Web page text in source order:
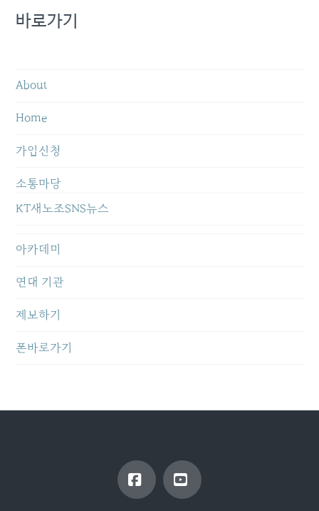
바로가기
About
Home
가입신청
소통마당
KT새노조SNS뉴스
아카데미
연대 기관
제보하기
폰바로가기